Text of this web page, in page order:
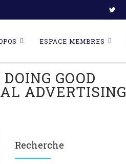
ESPACE MEMBRES
GOOD
ADVERTISING
Recherche